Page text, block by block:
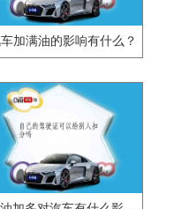
加满油的影响有什么？